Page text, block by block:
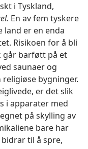
i Tyskland,
En av fem tyskere
land er en enda
Risikoen for å bli
går barføtt på et
saunaer og
bygninger.
er det slik
i apparater med
på skylling av
bare har
til å spre,